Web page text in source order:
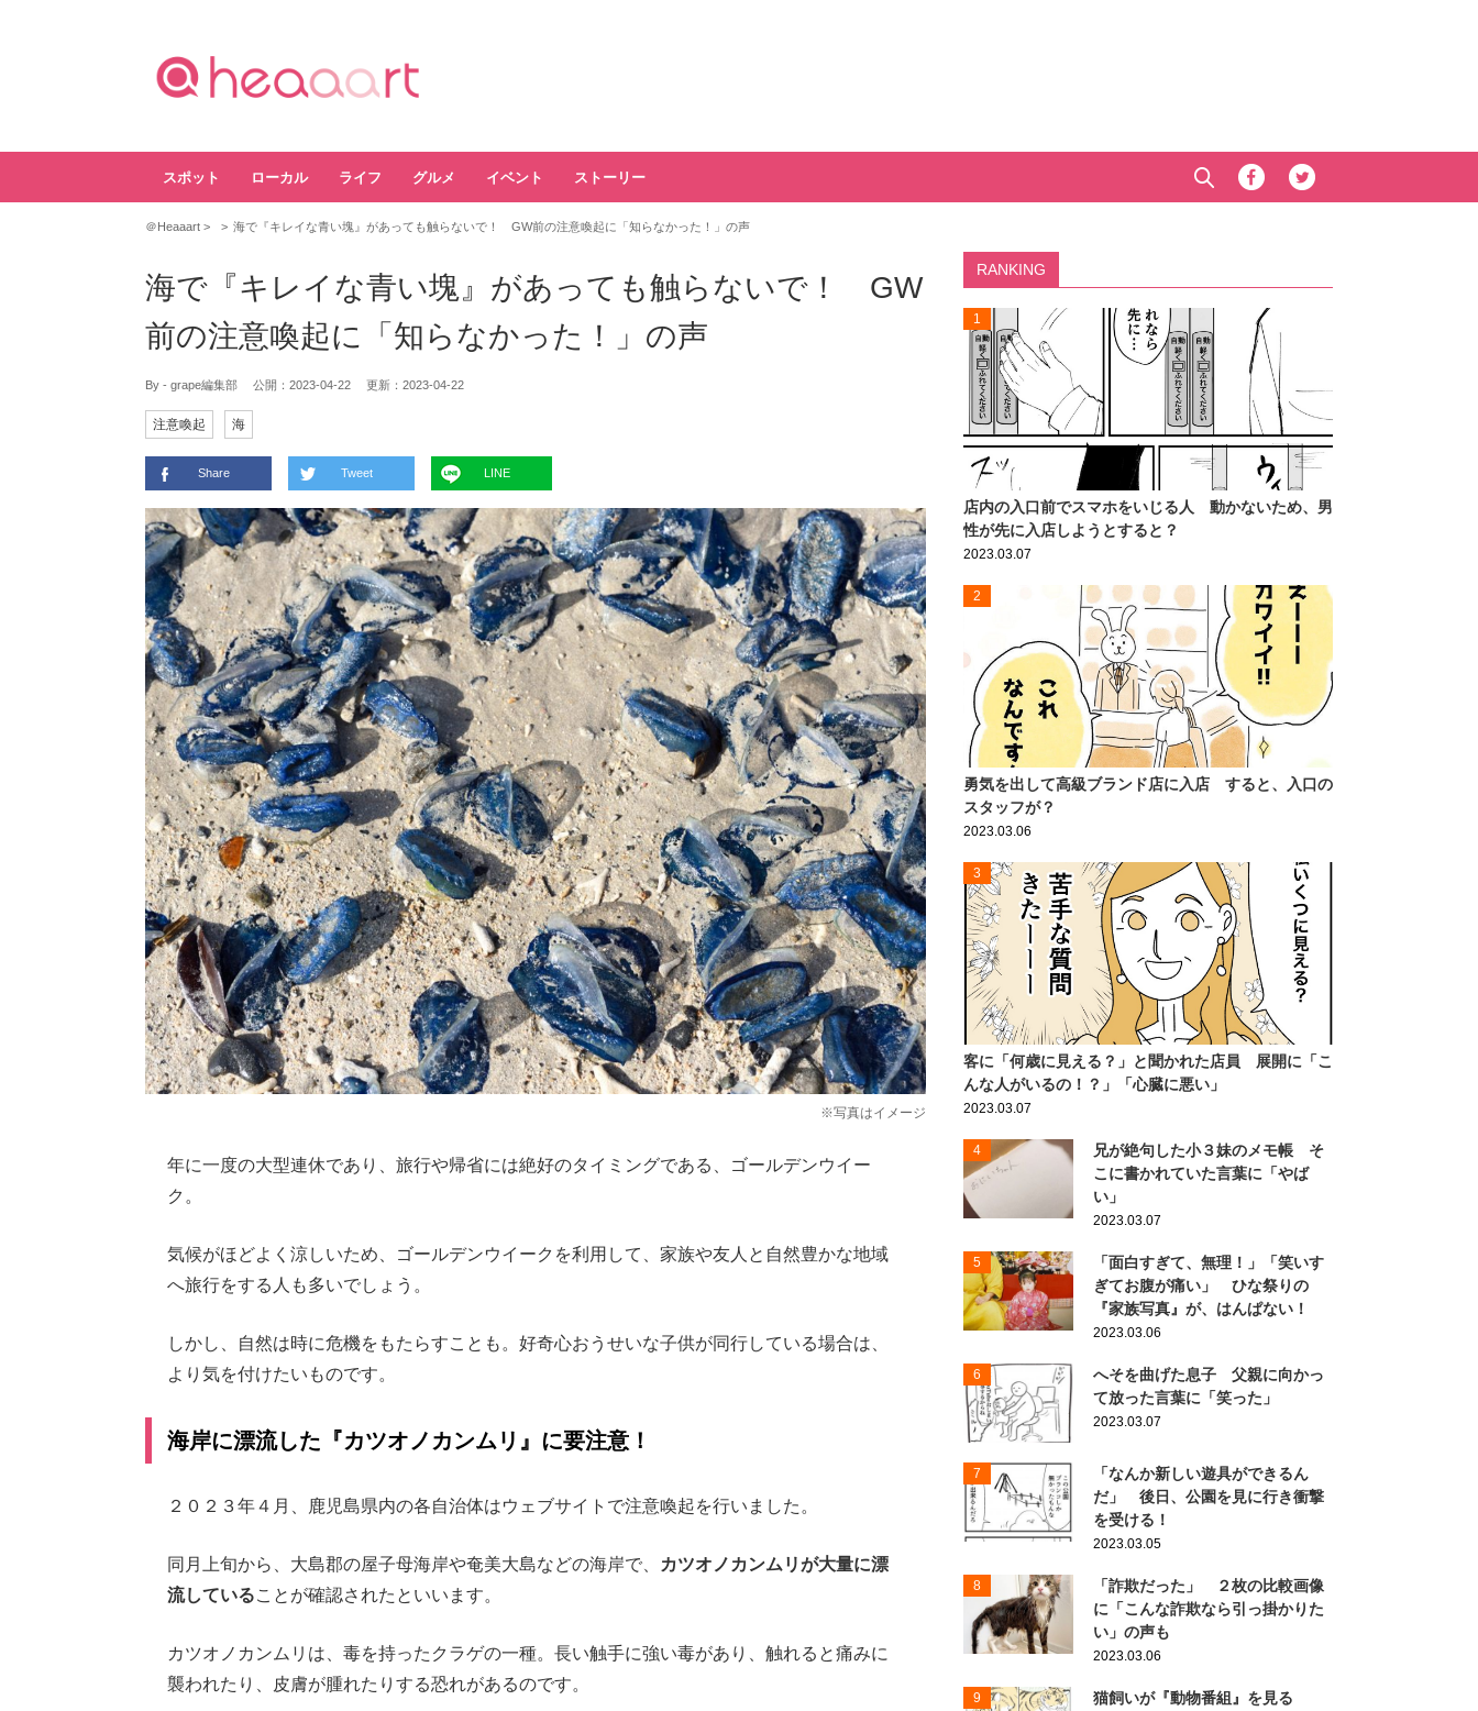
スポット ローカル ライフ グルメ イベント ストーリー
＠Heaaart 海で『キレイな青い塊』があっても触らないで！ GW前の注意喚起に「知らなかった！」の声
海で『キレイな青い塊』があっても触らないで！ GW
前の注意喚起に「知らなかった！」の声
By - grape編集部 公開： 2023-04-22 更新： 2023-04-22
注意喚起 海
Share Tweet LINE
※写真はイメージ
年に一度の大型連休であり、旅行や帰省には絶好のタイミングである、ゴールデンウイー
ク。
気候がほどよく涼しいため、ゴールデンウイークを利用して、家族や友人と自然豊かな地域
へ旅行をする人も多いでしょう。
しかし、自然は時に危機をもたらすことも。好奇心おうせいな子供が同行している場合は、
より気を付けたいものです。
海岸に漂流した『カツオノカンムリ』に要注意！
２０２３年４月、鹿児島県内の各自治体はウェブサイトで注意喚起を行いました。
同月上旬から、大島郡の屋子母海岸や奄美大島などの海岸で、
カツオノカンムリが大量に漂
流していることが確認されたといいます。
カツオノカンムリは、毒を持ったクラゲの一種。長い触手に強い毒があり、触れると痛みに
襲われたり、皮膚が腫れたりする恐れがあるのです。
RANKING
1
店内の入口前でスマホをいじる人 動かないため、男
性が先に入店しようとすると？
2023.03.07
2
勇気を出して高級ブランド店に入店 すると、入口の
スタッフが？
2023.03.06
3
客に「何歳に見える？」と聞かれた店員 展開に「こ
んな人がいるの！？」「心臓に悪い」
2023.03.07
4
兄が絶句した小３妹のメモ帳 そ
こに書かれていた言葉に「やば
い」
2023.03.07
5
「面白すぎて、無理！」「笑いす
ぎてお腹が痛い」 ひな祭りの
『家族写真』が、はんぱない！
2023.03.06
6
へそを曲げた息子 父親に向かっ
て放った言葉に「笑った」
2023.03.07
7
「なんか新しい遊具ができるん
だ」 後日、公園を見に行き衝撃
を受ける！
2023.03.05
8
「詐欺だった」 ２枚の比較画像
に「こんな詐欺なら引っ掛かりた
い」の声も
2023.03.06
9
猫飼いが『動物番組』を見る